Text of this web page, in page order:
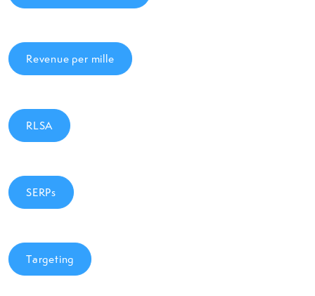
Revenue per mille
RLSA
SERPs
Targeting